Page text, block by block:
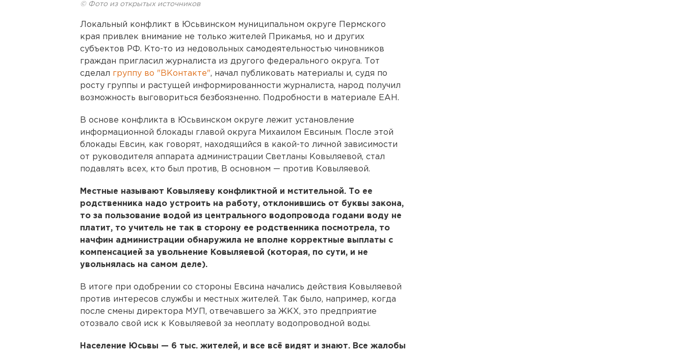
© Фото из открытых источников
Локальный конфликт в Юсьвинском муниципальном округе Пермского
края привлек внимание не только жителей Прикамья, но и других
субъектов РФ. Кто-то из недовольных самодеятельностью чиновников
граждан пригласил журналиста из другого федерального округа. Тот
сделал группу во "ВКонтакте", начал публиковать материалы и, судя по
росту группы и растущей информированности журналиста, народ получил
возможность выговориться безбоязненно. Подробности в материале ЕАН.
В основе конфликта в Юсьвинском округе лежит установление
информационной блокады главой округа Михаилом Евсиным. После этой
блокады Евсин, как говорят, находящийся в какой-то личной зависимости
от руководителя аппарата администрации Светланы Ковыляевой, стал
подавлять всех, кто был против, В основном — против Ковыляевой.
Местные называют Ковыляеву конфликтной и мстительной. То ее
родственника надо устроить на работу, отклонившись от буквы закона,
то за пользование водой из центрального водопровода годами воду не
платит, то учитель не так в сторону ее родственника посмотрела, то
начфин администрации обнаружила не вполне корректные выплаты с
компенсацией за увольнение Ковыляевой (которая, по сути, и не
увольнялась на самом деле).
В итоге при одобрении со стороны Евсина начались действия Ковыляевой
против интересов службы и местных жителей. Так было, например, когда
после смены директора МУП, отвечавшего за ЖКХ, это предприятие
отозвало свой иск к Ковыляевой за неоплату водопроводной воды.
Население Юсьвы — 6 тыс. жителей, и все всё видят и знают. Все жалобы